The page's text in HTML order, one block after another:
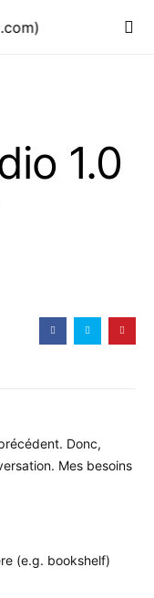
1.0
Donc,
Mes besoins
(e.g. bookshelf)